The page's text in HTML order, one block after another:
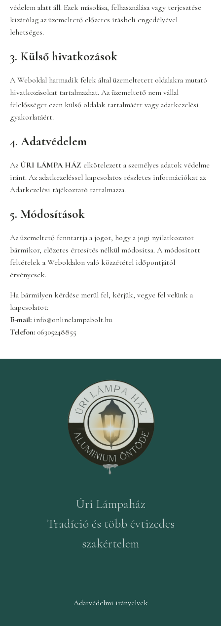
védelem alatt áll. Ezek másolása, felhasználása vagy terjesztése
kizárólag az üzemeltető előzetes írásbeli engedélyével
lehetséges.
3. Külső hivatkozások
A Weboldal harmadik felek által üzemeltetett oldalakra mutató
hivatkozásokat tartalmazhat. Az üzemeltető nem vállal
felelősséget ezen külső oldalak tartalmáért vagy adatkezelési
gyakorlatáért.
4. Adatvédelem
Az ÚRI LÁMPA HÁZ elkötelezett a személyes adatok védelme
iránt. Az adatkezeléssel kapcsolatos részletes információkat az
Adatkezelési tájékoztató tartalmazza.
5. Módosítások
Az üzemeltető fenntartja a jogot, hogy a jogi nyilatkozatot
bármikor, előzetes értesítés nélkül módosítsa. A módosított
feltételek a Weboldalon való közzététel időpontjától
érvényesek.
Ha bármilyen kérdése merül fel, kérjük, vegye fel velünk a
kapcsolatot:
E-mail: info@onlinelampabolt.hu
Telefon: 06305248855
Úri Lámpaház
Tradíció és több évtizedes
szakértelem
Adatvédelmi irányelvek